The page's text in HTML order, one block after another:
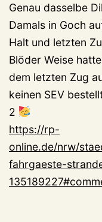
Genau dasselbe
Damals in Goch
Halt und letzten
Blöder Weise
dem letzten Zug
keinen SEV
2
https://rp-
online.de/nrw/
fahrgaeste-